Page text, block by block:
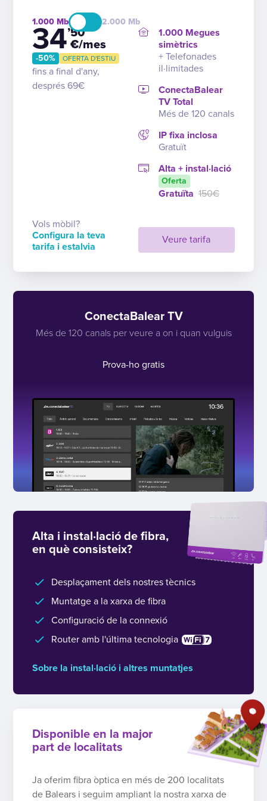
1.000 2.000
34’50
€/mes
-50% OFERTA D'ESTIU
fins a final d'any,
després 69€
Veure tarifa
1.000 Megues
simètrics
+ Telefonades
il·limitades
ConectaBalear
TV Total
Més de 120 canals
IP fixa inclosa
Gratuït
Alta + instal·lació
Oferta
Gratuïta 150€
Vols mòbil?
Configura la teva
tarifa i estalvia
ConectaBalear TV
Més de 120 canals per veure a on i quan vulguis
Prova-ho gratis
Alta i instal·lació de fibra,
en què consisteix?
Desplaçament dels nostres tècnics
Muntatge a la xarxa de fibra
Configuració de la connexió
Router amb l'última tecnologia
Sobre la instal·lació i altres muntatjes
Disponible en la major
part de localitats
Ja oferim fibra òptica en més de 200 localitats
de Balears i seguim ampliant la nostra xarxa de